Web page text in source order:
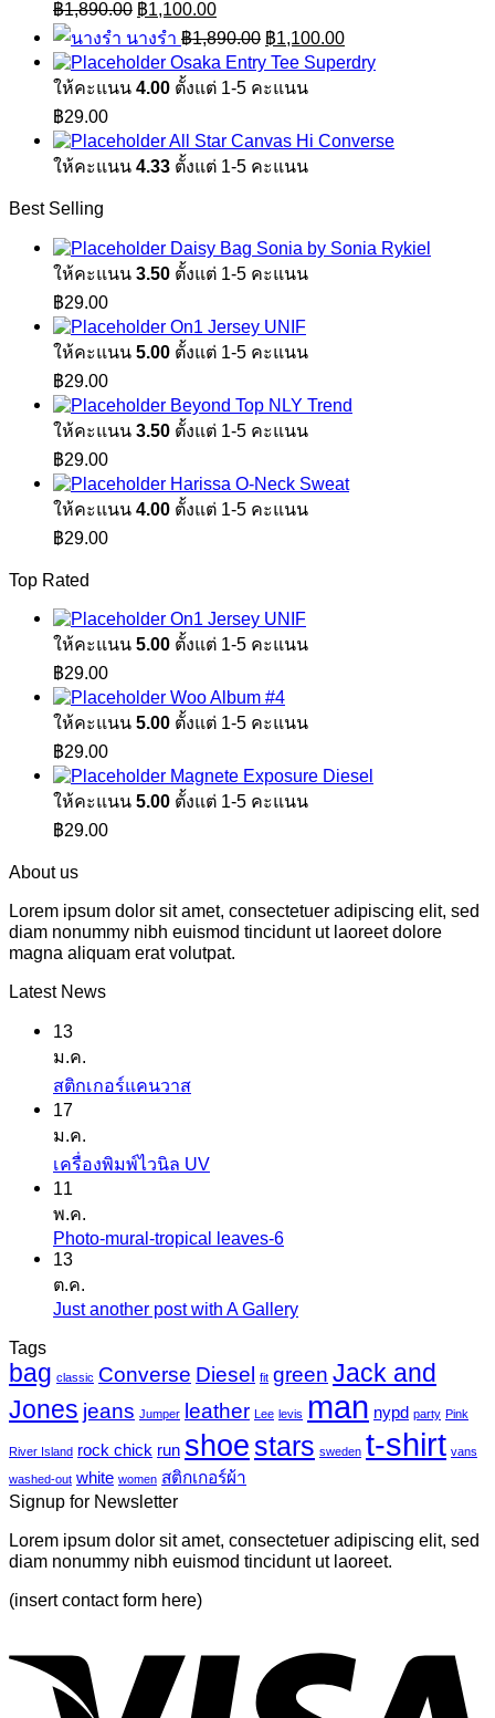
฿1,890.00
price
was:
฿1,890.00.
฿1,100.00
price
is:
฿1,100.00.
นางรำ ฿1,890.00 Original
price
was:
฿1,890.00.
฿1,100.00Current
price
is:
Osaka Entry Tee Superdry
ให้คะแนน 4.00 ตั้งแต่ 1-5 คะแนน
฿29.00
All Star Canvas Hi Converse
ให้คะแนน 4.33 ตั้งแต่ 1-5 คะแนน
Best Selling
Daisy Bag Sonia by Sonia Rykiel
ให้คะแนน 3.50 ตั้งแต่ 1-5 คะแนน
฿29.00
On1 Jersey UNIF
ให้คะแนน 5.00 ตั้งแต่ 1-5 คะแนน
฿29.00
Beyond Top NLY Trend
ให้คะแนน 3.50 ตั้งแต่ 1-5 คะแนน
฿29.00
Harissa O-Neck Sweat
ให้คะแนน 4.00 ตั้งแต่ 1-5 คะแนน
฿29.00
Top Rated
On1 Jersey UNIF
ให้คะแนน 5.00 ตั้งแต่ 1-5 คะแนน
฿29.00
Woo Album #4
ให้คะแนน 5.00 ตั้งแต่ 1-5 คะแนน
฿29.00
Magnete Exposure Diesel
ให้คะแนน 5.00 ตั้งแต่ 1-5 คะแนน
฿29.00
About us
Lorem ipsum dolor sit amet, consectetuer adipiscing elit, sed
diam nonummy nibh euismod tincidunt ut laoreet dolore
magna aliquam erat volutpat.
Latest News
13
ม.ค.
สติกเกอร์แคนวาสไม่มี
บน
นวาส
17
ม.ค.
เครื่องพิมพ์ไวนิล UVไม่มี
บน
ไว
11
พ.ค.
Photo-mural-tropical leaves-6ไม่มี
mural-
tropical
leaves-
13
ต.ค.
Just another post with A Galleryไม่มี
เห็น
บน
Just
another
post
Tags
bag classic Converse Diesel fit green Jack and
Jones jeans Jumper leather Lee levis man nypd party Pink
River Island rock chick run shoe stars sweden t-shirt vans
washed-out white women สติกเกอร์ผ้า
Signup for Newsletter
Lorem ipsum dolor sit amet, consectetuer adipiscing elit, sed
diam nonummy nibh euismod tincidunt ut laoreet.
(insert contact form here)